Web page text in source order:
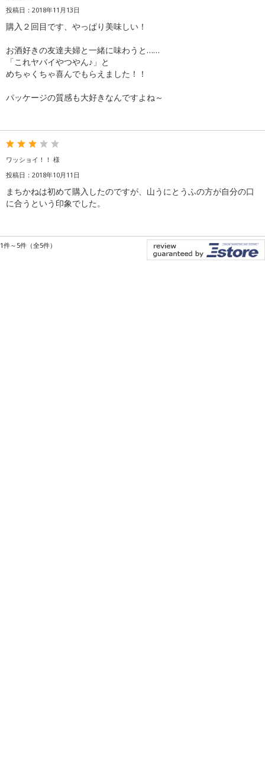
投稿日：2018年11月13日
購入２回目です、やっぱり美味しい！
お酒好きの友達夫婦と一緒に味わうと……
「これヤバイやつやん♪」と
めちゃくちゃ喜んでもらえました！！
パッケージの質感も大好きなんですよね～
ワッショイ！！ 様
投稿日：2018年10月11日
まちかねは初めて購入したのですが、山うにとうふの方が自分の口
に合うという印象でした。
1件～5件（全5件）